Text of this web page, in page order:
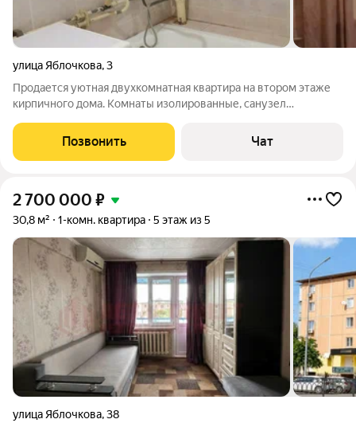
улица Яблочкова,3
Продается уютная двухкомнатная квартира на втором этаже
кирпичного дома. Комнаты изолированные, санузел
двусторонняя, из окон открывается вид как во двор, так и на
проезжую часть. В
Позвонить Чат
2 700 000 ₽
30,8 м² 1-комн. квартира 5 этаж из 5
улица Яблочкова,38